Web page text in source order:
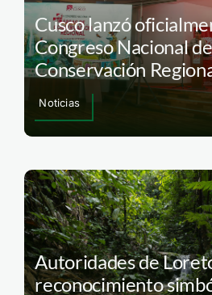
Cusco lanzó
Congreso Nacional
Conservación
Noticias
Autoridades de
reconocimiento